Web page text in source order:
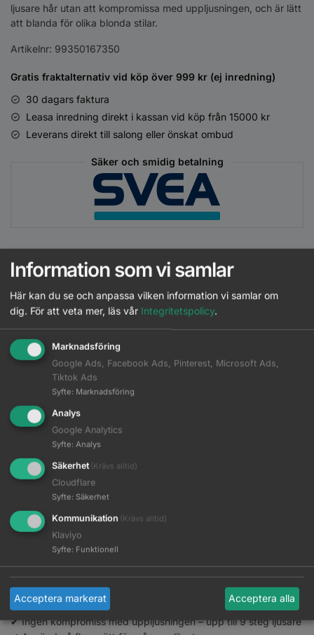
ljusare hår utan att kompromissa med uppljusningen, och är lätt
att blanda för olika blonda stilar.
Artikelnr: 99350167350
Gratis fraktalternativ vid köp över 999 kr (ej inredning)
30 dagars faktura
Leasa inredning direkt i kassan vid köp från 15000 kr
Leverans direkt till salong eller önskat ombud
Säker och smidig betalning
Beskrivning
Ytterligare information
Blondorplex är den Blondor du kommer älska, nu färdigblandad
med Wellaplex N°1. För flera klara blonda resultat.
Bindningsskapande teknik har nu blivit ett standardtillägg i
många blonderingsbehandlingar. Wella presenterar för första
gången ett blonderingspulver som bygger på
bindningsskapande teknik. Wellas nya revolutionerande
BlondorPlex som är otroligt enkelt att blanda till och erbjuder 97
% mindre skadat hår med samma blonderingseffekt. Du
använder BlondorPlex på samma sätt som du använder Multi-
Blonde.
Funktioner och fördelar
✔ Avsluta alltid en Blondorplex-behandling med Wellaplex
No.2.
✔ 97 % färre avbrutna hårstrån
✔ Ingen kompromiss med uppljusningen – upp till 9 steg ljusare
Information som vi samlar
Här kan du se och anpassa vilken information vi samlar om
dig. För att veta mer, läs vår Integritetspolicy.
Marknadsföring
Google Ads, Facebook Ads, Pinterest, Microsoft Ads,
Tiktok Ads
Syfte: Marknadsföring
Analys
Google Analytics
Syfte: Analys
Säkerhet (Krävs alltid)
Cloudflare
Syfte: Säkerhet
Kommunikation (Krävs alltid)
Klaviyo
Syfte: Funktionell
Acceptera markerat Acceptera alla